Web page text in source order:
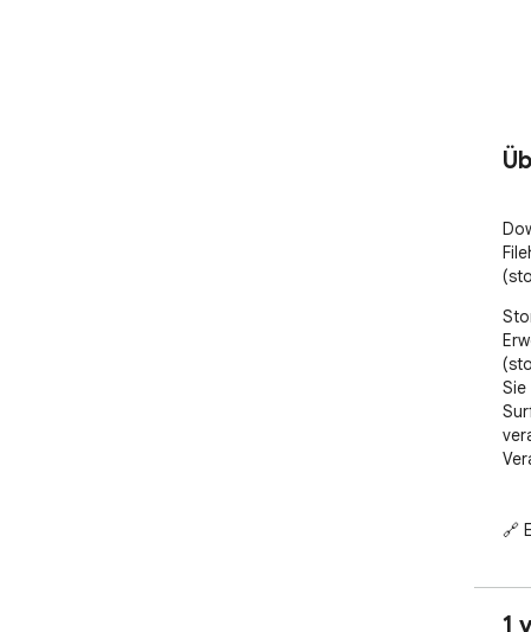
🔗
🧩
1